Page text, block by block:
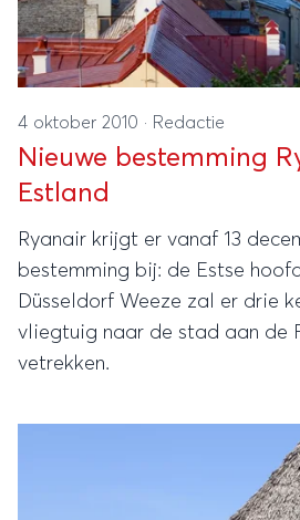
4 oktober 2010 · Redactie
Nieuwe bestemming
Estland
Ryanair krijgt er vanaf 13
bestemming bij: de Estse
Düsseldorf Weeze zal er drie
vliegtuig naar de stad aan de
vetrekken.